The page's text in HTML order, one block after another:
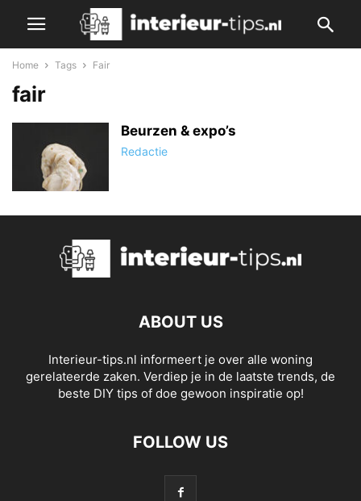
Home Tags Fair
fair
Beurzen & expo’s
Redactie
ABOUT US
Interieur-tips.nl informeert je over alle woning
gerelateerde zaken. Verdiep je in de laatste trends, de
beste DIY tips of doe gewoon inspiratie op!
FOLLOW US